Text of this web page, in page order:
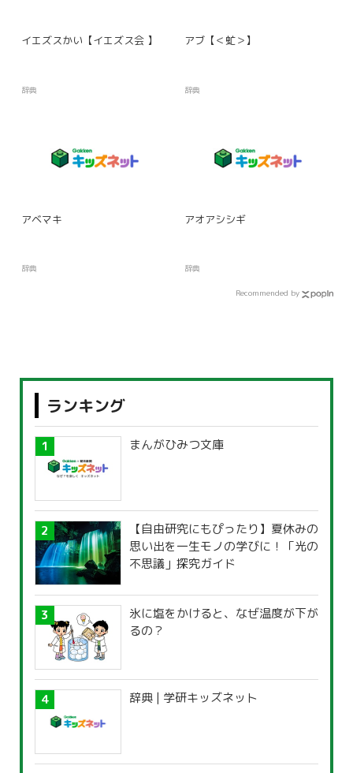
イエズスかい【イエズス会 】
辞典
アブ【＜虻＞】
辞典
アベマキ
辞典
アオアシシギ
辞典
Recommended by
ランキング
まんがひみつ文庫
【自由研究にもぴったり】夏休みの
思い出を一生モノの学びに！「光の
不思議」探究ガイド
氷に塩をかけると、なぜ温度が下が
るの？
辞典 | 学研キッズネット